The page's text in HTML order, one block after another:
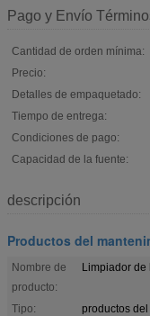
Pago y Envío
Cantidad de orden mínima:
Precio:
Detalles de empaquetado:
Tiempo de entrega:
Condiciones de pago:
Capacidad de la fuente:
descripción
Productos del
Nombre de
producto:
Limpiador
Tipo:
productos